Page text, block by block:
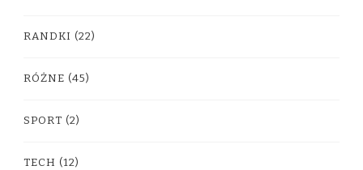
RANDKI (22)
RÓŻNE (45)
SPORT (2)
TECH (12)